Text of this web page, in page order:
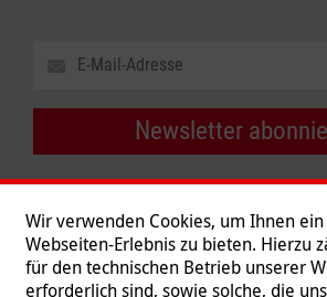
Newsletter
Wir verwenden Cookies, um Ihnen
Webseiten-Erlebnis zu bieten. Hierzu
für den technischen Betrieb unserer
erforderlich sind, sowie solche, die